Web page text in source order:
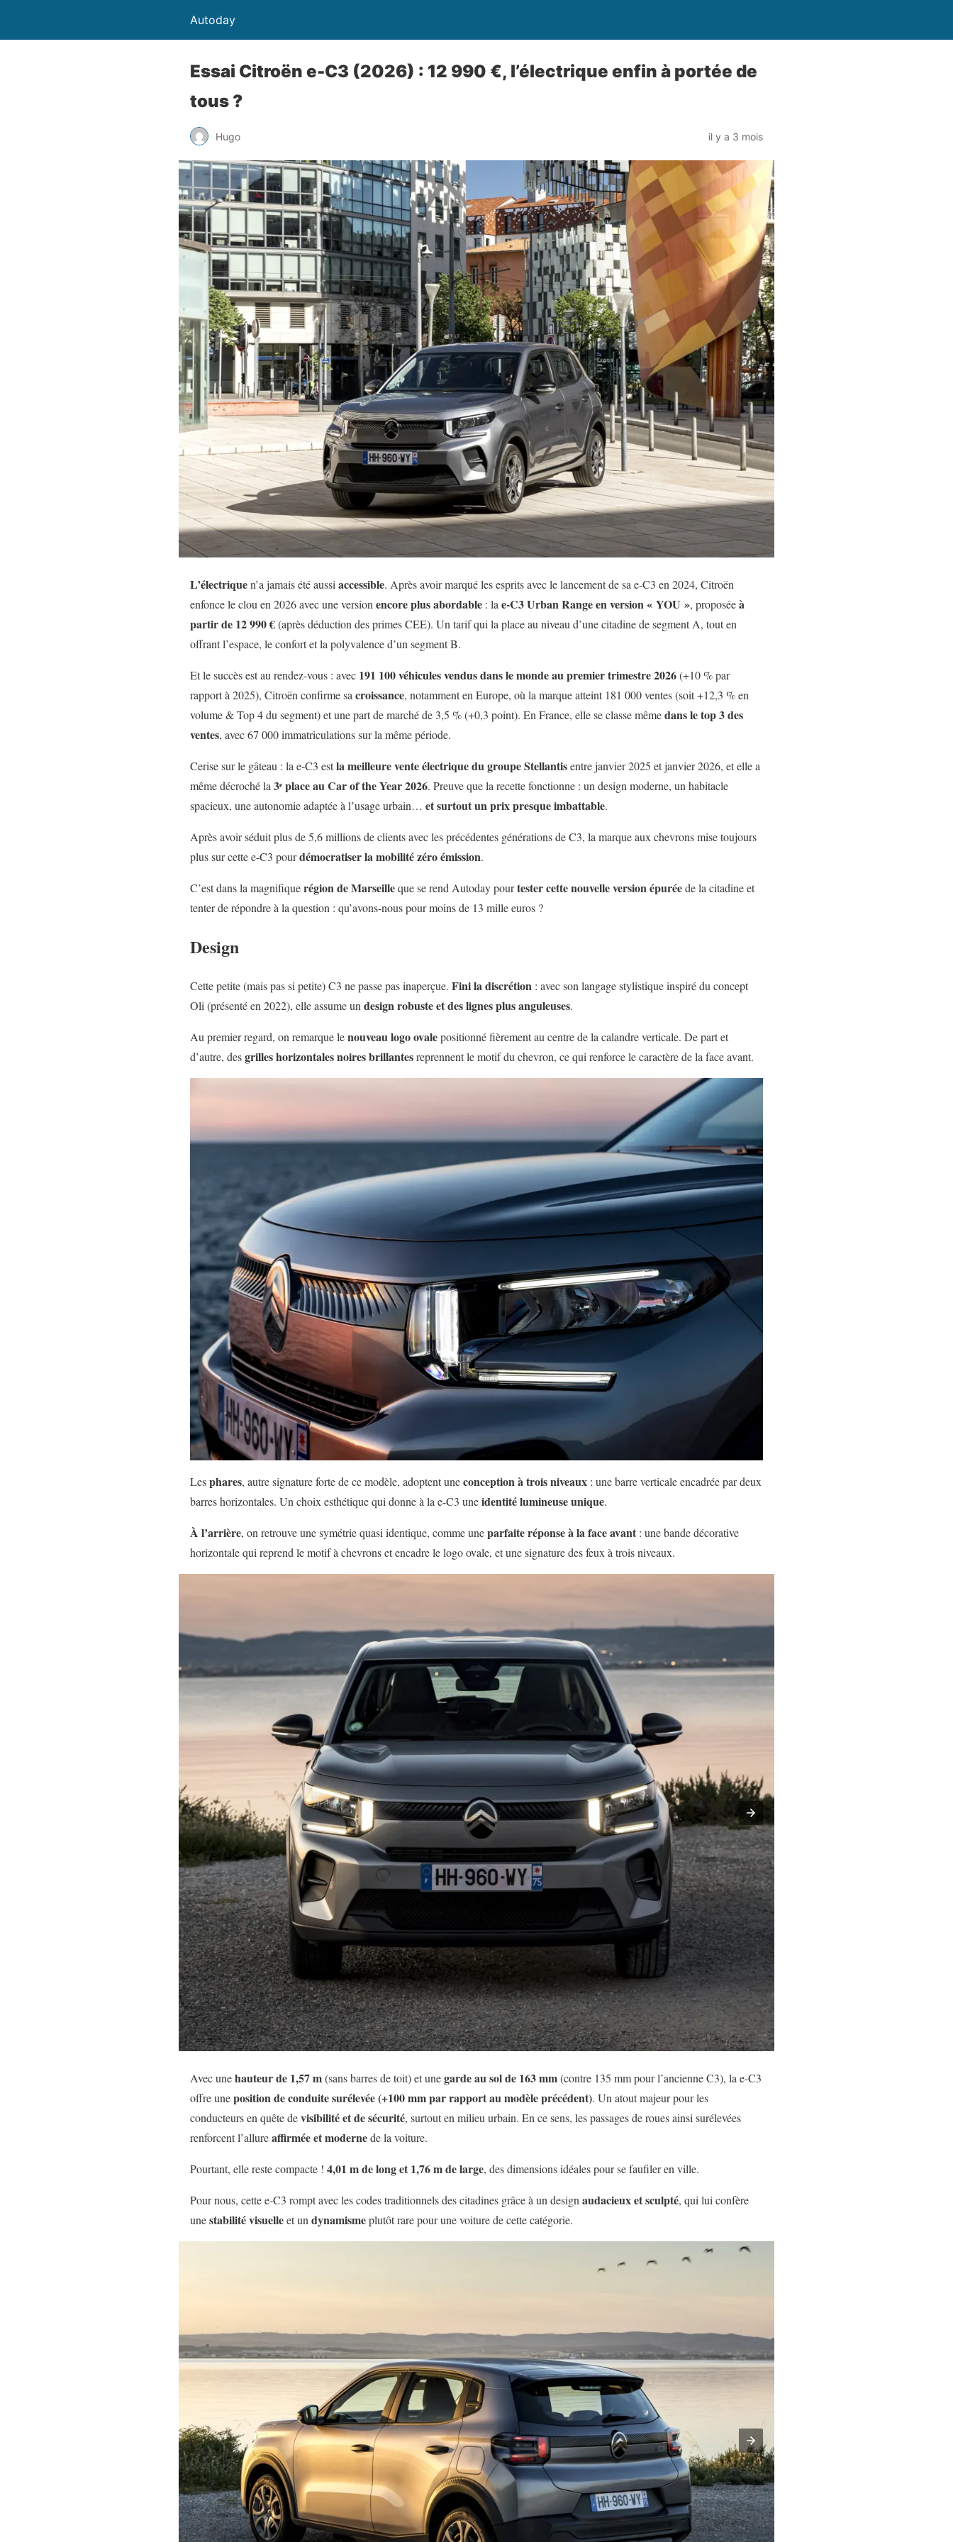
Autoday
Essai Citroën e-C3 (2026) : 12 990 €, l’électrique enfin à portée de
tous ?
Hugo il y a 3 mois
L’électriquen’a jamais été aussiaccessible. Après avoir marqué les esprits avec le lancement de sa e-C3 en 2024, Citroën
enfonce le clou en 2026 avec une versionencore plus abordable : lae-C3 Urban Rangeen version « YOU », proposéeà
partir de 12 990 €(après déduction des primes CEE). Un tarif qui la place au niveau d’une citadine de segment A, tout en
offrant l’espace, le confort et la polyvalence d’un segment B.
Et le succès est au rendez-vous : avec 191 100 véhicules vendus dans le monde au premier trimestre 2026(+10 % par
rapport à 2025), Citroën confirme sacroissance, notamment en Europe, où la marque atteint 181 000 ventes (soit +12,3 % en
volume & Top 4 du segment) et une part de marché de 3,5 % (+0,3 point). En France, elle se classe mêmedans le top 3 des
ventes, avec 67 000 immatriculations sur la même période.
Cerise sur le gâteau : la e-C3 estla meilleure vente électrique du groupe Stellantisentre janvier 2025 et janvier 2026, et elle a
même décroché la3ᵉ place au Car of the Year 2026. Preuve que la recette fonctionne : un design moderne, un habitacle
spacieux, une autonomie adaptée à l’usage urbain… et surtout un prix presque imbattable.
Après avoir séduit plus de 5,6 millions de clients avec les précédentes générations de C3, la marque aux chevrons mise toujours
plus sur cette e-C3 pourdémocratiser la mobilité zéro émission.
C’est dans la magnifiquerégion de Marseilleque se rend Autoday pourtester cette nouvelle version épuréede la citadine et
tenter de répondre à la question : qu’avons-nous pour moins de 13 mille euros ?
Design
Cette petite (mais pas si petite) C3 ne passe pas inaperçue. Fini la discrétion : avec son langage stylistique inspiré du concept
Oli (présenté en 2022), elle assume un design robuste et des lignes plus anguleuses.
Au premier regard, on remarque lenouveau logo ovalepositionné fièrement au centre de la calandre verticale. De part et
d’autre, desgrilles horizontales noires brillantesreprennent le motif du chevron, ce qui renforce le caractère de la face avant.
Lesphares, autre signature forte de ce modèle, adoptent uneconception à trois niveaux : une barre verticale encadrée par deux
barres horizontales. Un choix esthétique qui donne à la e-C3 uneidentité lumineuse unique.
À l’arrière, on retrouve une symétrie quasi identique, comme uneparfaite réponse à la face avant : une bande décorative
horizontale qui reprend le motif à chevrons et encadre le logo ovale, et une signature des feux à trois niveaux.
Avec unehauteur de 1,57 m(sans barres de toit) et unegarde au sol de 163 mm(contre 135 mm pour l’ancienne C3), la e-C3
offre uneposition de conduite surélevée (+100 mm par rapport au modèle précédent). Un atout majeur pour les
conducteurs en quête devisibilité et de sécurité, surtout en milieu urbain. En ce sens, les passages de roues ainsi surélevées
renforcent l’allureaffirmée et modernede la voiture.
Pourtant, elle reste compacte ! 4,01 m de long et 1,76 m de large, des dimensions idéales pour se faufiler en ville.
Pour nous, cette e-C3 rompt avec les codes traditionnels des citadines grâce à un designaudacieux et sculpté, qui lui confère
unestabilité visuelleet undynamismeplutôt rare pour une voiture de cette catégorie.